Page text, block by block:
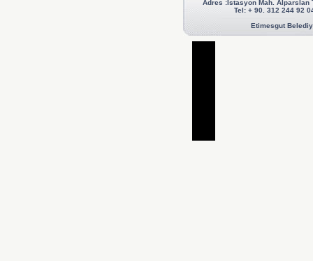
Adres :İstasyon Mah. Alparslan
Tel: + 90. 312 244 92
Etimesgut